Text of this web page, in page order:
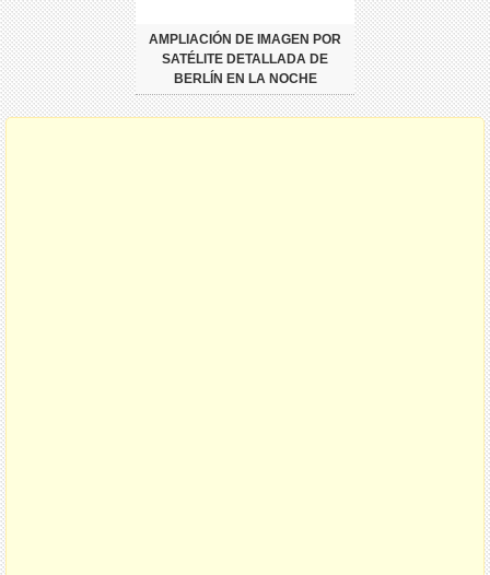
AMPLIACIÓN DE IMAGEN POR
SATÉLITE DETALLADA DE
BERLÍN EN LA NOCHE